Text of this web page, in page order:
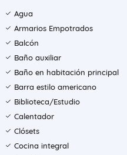
Agua
Armarios Empotrados
Balcón
Baño auxiliar
Baño en habitación principal
Barra estilo americano
Biblioteca/Estudio
Calentador
Clósets
Cocina integral